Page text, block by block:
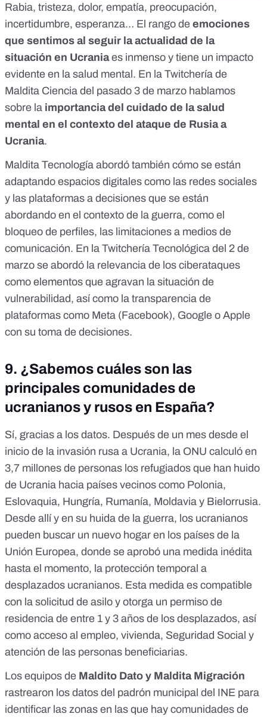
Rabia, tristeza, dolor, empatía, preocupación,
incertidumbre, esperanza… El rango de emociones
que sentimos al seguir la actualidad de la
situación en Ucraniaes inmenso y tiene un impacto
evidente en la salud mental. En la Twitchería de
Maldita Ciencia del pasado 3 de marzo hablamos
sobre la importancia del cuidado de la salud
mental en el contexto del ataque de Rusia a
Ucrania.
Maldita Tecnología abordó también cómo se están
adaptando espacios digitales como las redes sociales
y las plataformas a decisiones que se están
abordando en el contexto de la guerra, como el
bloqueo de perfiles, las limitaciones a medios de
comunicación. En la Twitchería Tecnológica del 2 de
marzo se abordó la relevancia de los ciberataques
como elementos que agravan la situación de
vulnerabilidad, así como la transparencia de
plataformas como Meta (Facebook), Google o Apple
con su toma de decisiones.
9. ¿Sabemos cuáles son las
principales comunidades de
ucranianos y rusos en España?
Sí, gracias a los datos. Después de un mes desde el
inicio de la invasión rusa a Ucrania, la ONU calculó en
3,7 millones de personas los refugiados que han huido
de Ucrania hacia países vecinos como Polonia,
Eslovaquia, Hungría, Rumanía, Moldavia y Bielorrusia.
Desde allí y en su huida de la guerra, los ucranianos
pueden buscar un nuevo hogar en los países de la
Unión Europea, donde se aprobó una medida inédita
hasta el momento, la protección temporal a
desplazados ucranianos. Esta medida es compatible
con la solicitud de asilo y otorga un permiso de
residencia de entre 1 y 3 años de los desplazados, así
como acceso al empleo, vivienda, Seguridad Social y
atención de las personas beneficiarias.
Los equipos de Maldito Dato y Maldita Migración
rastrearon los datos del padrón municipal del INE para
identificar las zonas en las que hay comunidades de